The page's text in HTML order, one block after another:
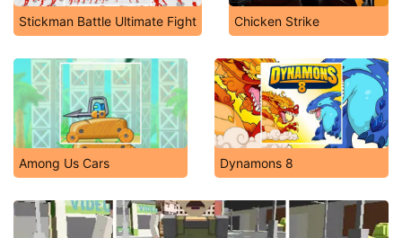
Stickman Battle Ultimate Fight Chicken Strike
Among Us Cars Dynamons 8